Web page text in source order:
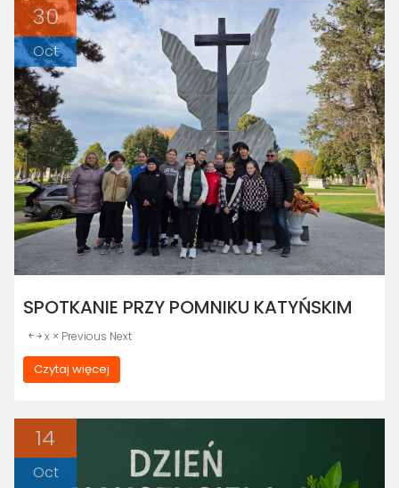
30
Oct
SPOTKANIE PRZY POMNIKU KATYŃSKIM
￩ ￫ x × Previous Next
Czytaj więcej
14
Oct